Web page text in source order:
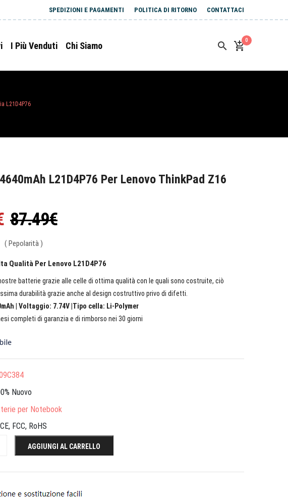
SPEDIZIONI E PAGAMENTI POLITICA DI RITORNO CONTATTACI
I Più Venduti Chi Siamo
0
L21D4P76
L21D4P76 Per Lenovo ThinkPad Z16
87.49€
( Pepolarità )
Qualità Per Lenovo L21D4P76
batterie grazie alle celle di ottima qualità con le quali sono costruite, ciò
durabilità grazie anche al design costruttivo privo di difetti.
| Voltaggio: 7.74V |Tipo cella: Li-Polymer
completi di garanzia e di rimborso nei 30 giorni
Nuovo
per Notebook
CE, FCC, RoHS
AGGIUNGI AL CARRELLO